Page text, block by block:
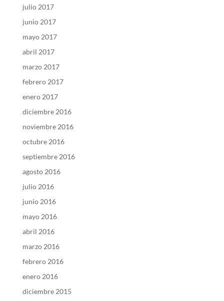
julio 2017
junio 2017
mayo 2017
abril 2017
marzo 2017
febrero 2017
enero 2017
diciembre 2016
noviembre 2016
octubre 2016
septiembre 2016
agosto 2016
julio 2016
junio 2016
mayo 2016
abril 2016
marzo 2016
febrero 2016
enero 2016
diciembre 2015